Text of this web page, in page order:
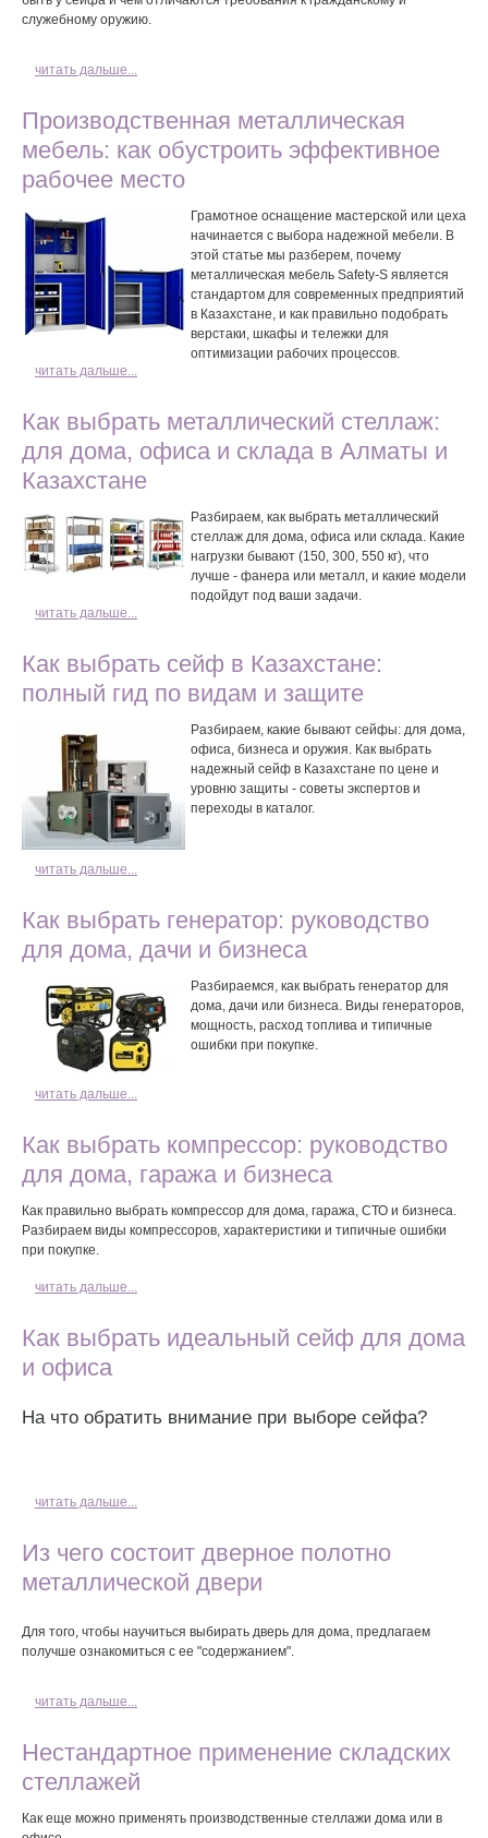
служебному оружию.
читать дальше...
Производственная металлическая
мебель: как обустроить эффективное
рабочее место
Грамотное оснащение мастерской или цеха
начинается с выбора надежной мебели. В
этой статье мы разберем, почему
металлическая мебель Safety-S является
стандартом для современных предприятий
в Казахстане, и как правильно подобрать
верстаки, шкафы и тележки для
оптимизации рабочих процессов.
читать дальше...
Как выбрать металлический стеллаж:
для дома, офиса и склада в Алматы и
Казахстане
Разбираем, как выбрать металлический
стеллаж для дома, офиса или склада. Какие
нагрузки бывают (150, 300, 550 кг), что
лучше - фанера или металл, и какие модели
подойдут под ваши задачи.
читать дальше...
Как выбрать сейф в Казахстане:
полный гид по видам и защите
Разбираем, какие бывают сейфы: для дома,
офиса, бизнеса и оружия. Как выбрать
надежный сейф в Казахстане по цене и
уровню защиты - советы экспертов и
переходы в каталог.
читать дальше...
Как выбрать генератор: руководство
для дома, дачи и бизнеса
Разбираемся, как выбрать генератор для
дома, дачи или бизнеса. Виды генераторов,
мощность, расход топлива и типичные
ошибки при покупке.
читать дальше...
Как выбрать компрессор: руководство
для дома, гаража и бизнеса
Как правильно выбрать компрессор для дома, гаража, СТО и бизнеса.
Разбираем виды компрессоров, характеристики и типичные ошибки
при покупке.
читать дальше...
Как выбрать идеальный сейф для дома
и офиса
На что обратить внимание при выборе сейфа?
читать дальше...
Из чего состоит дверное полотно
металлической двери
Для того, чтобы научиться выбирать дверь для дома, предлагаем
получше ознакомиться с ее "содержанием".
читать дальше...
Нестандартное применение складских
стеллажей
Как еще можно применять производственные стеллажи дома или в